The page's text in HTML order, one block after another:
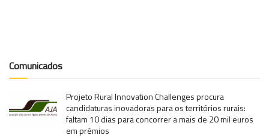
Comunicados
Projeto Rural Innovation Challenges procura
candidaturas inovadoras para os territórios rurais:
faltam 10 dias para concorrer a mais de 20 mil euros
em prémios